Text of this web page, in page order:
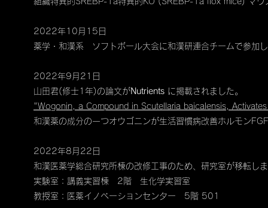
2022年10月15日
薬学・和漢系 ソフトボール大会に和漢研連合チームで参加
2022年9月21日
山田君(修士1年)の論文がNutrients に掲載されました。
"Wogonin, a Compound in Scutellaria baicalensis,
和漢薬の成分の一つオウゴニンが生活習慣病改善ホルモン
2022年8月22日
和漢医薬学総合研究所棟の改修工事のため、研究室が移転し
実験室：講義実習棟 2階 生化学実習室
教授室：医薬イノベーションセンター 5階 501